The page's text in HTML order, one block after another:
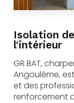
Isolation
l'intérieur
GR BAT,
Angoulême,
et des
renforcement